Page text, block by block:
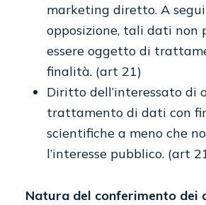
marketing diretto. A
opposizione, tali dati non
essere oggetto di
finalità. (art 21)
Diritto dell’interessato di
trattamento di dati con
scientifiche a meno che
l’interesse pubblico. (art
Natura del conferimento dei